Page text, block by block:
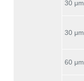
30 μm
30 μm
60 μm